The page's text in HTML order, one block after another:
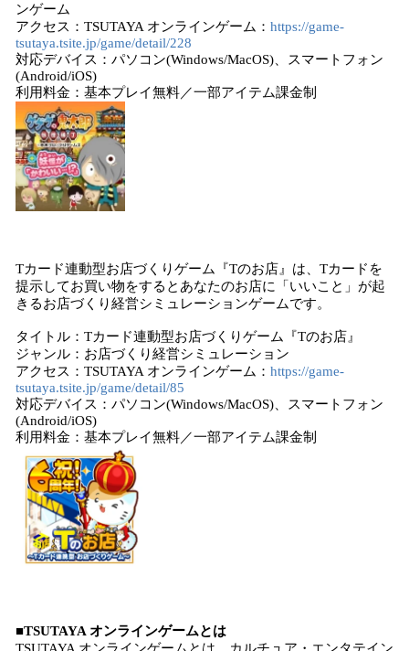
ンゲーム
アクセス：TSUTAYA オンラインゲーム： https://game-
tsutaya.tsite.jp/game/detail/228
対応デバイス：パソコン(Windows/MacOS)、スマートフォン
(Android/iOS)
利用料金：基本プレイ無料／一部アイテム課金制
Tカード連動型お店づくりゲーム『Tのお店』は、Tカードを
提示してお買い物をするとあなたのお店に「いいこと」が起
きるお店づくり経営シミュレーションゲームです。
タイトル：Tカード連動型お店づくりゲーム『Tのお店』
ジャンル：お店づくり経営シミュレーション
アクセス：TSUTAYA オンラインゲーム： https://game-
tsutaya.tsite.jp/game/detail/85
対応デバイス：パソコン(Windows/MacOS)、スマートフォン
(Android/iOS)
利用料金：基本プレイ無料／一部アイテム課金制
■TSUTAYA オンラインゲームとは